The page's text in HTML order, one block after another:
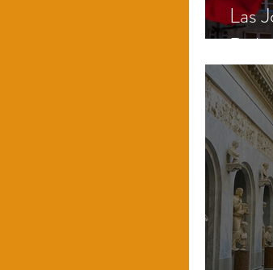
Las